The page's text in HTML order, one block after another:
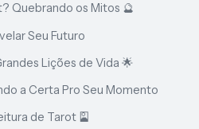
Quebrando os Mitos 🔮
Seu Futuro
Lições de Vida 🌟
a Certa Pro Seu Momento
de Tarot 🎴